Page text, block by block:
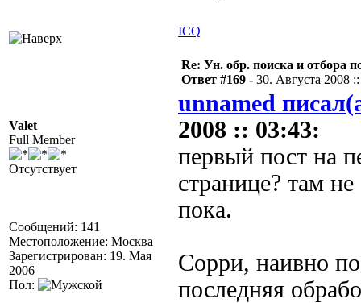
ICQ
Valet
Full Member
Отсутствует
Сообщений: 141
Местоположение: Москва
Зарегистрирован: 19. Мая
2006
Пол:
Re: Ун. обр. поиска и отбора
Ответ #169 - 30. Августа 2008
unnamed
2008 :: 03:43:
первый пост на
странице? там
пока.
Сорри, наивно
последняя